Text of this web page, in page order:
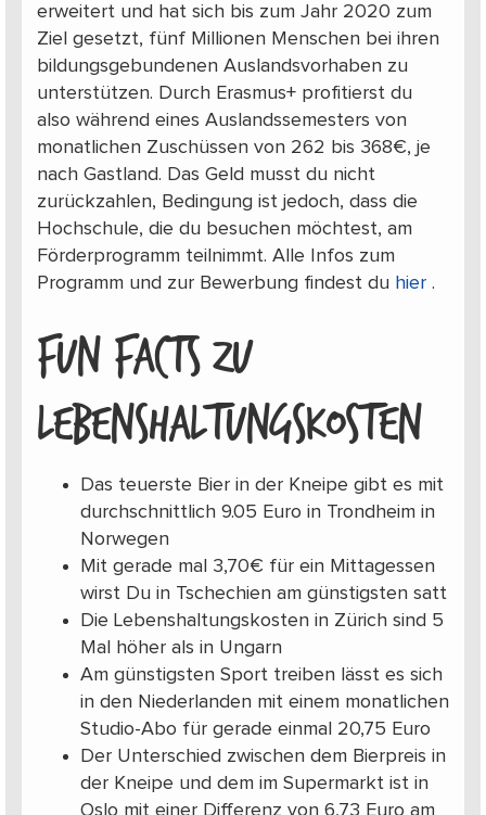
erweitert und hat sich bis zum Jahr 2020 zum
Ziel gesetzt, fünf Millionen Menschen bei ihren
bildungsgebundenen Auslandsvorhaben zu
unterstützen. Durch Erasmus+ profitierst du
also während eines Auslandssemesters von
monatlichen Zuschüssen von 262 bis 368€, je
nach Gastland. Das Geld musst du nicht
zurückzahlen, Bedingung ist jedoch, dass die
Hochschule, die du besuchen möchtest, am
Förderprogramm teilnimmt. Alle Infos zum
Programm und zur Bewerbung findest du hier.
FUN FACTS ZU
LEBENSHALTUNGSKOSTEN
Das teuerste Bier in der Kneipe gibt es mit
durchschnittlich 9.05 Euro in Trondheim in
Norwegen
Mit gerade mal 3,70€ für ein Mittagessen
wirst Du in Tschechien am günstigsten satt
Die Lebenshaltungskosten in Zürich sind 5
Mal höher als in Ungarn
Am günstigsten Sport treiben lässt es sich
in den Niederlanden mit einem monatlichen
Studio-Abo für gerade einmal 20,75 Euro
Der Unterschied zwischen dem Bierpreis in
der Kneipe und dem im Supermarkt ist in
Oslo mit einer Differenz von 6,73 Euro am